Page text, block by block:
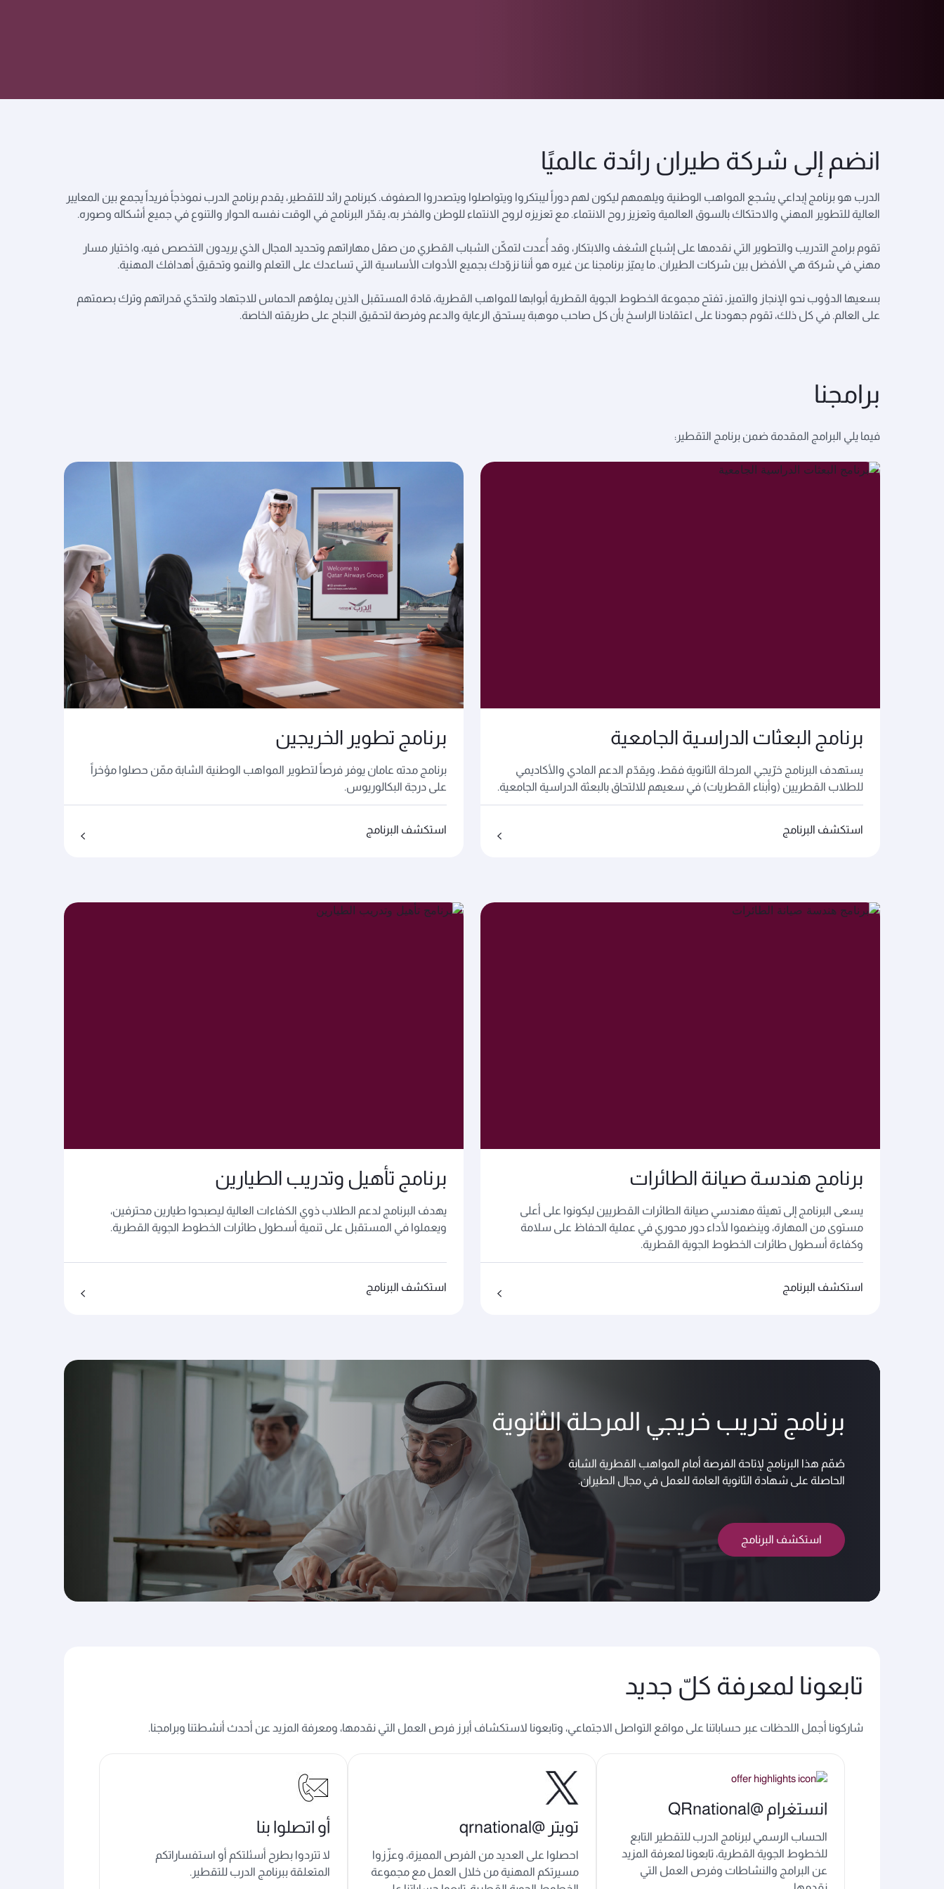
انضم إلى شركة طيران رائدة عالميًا
الدرب هو برنامج إبداعي يشجع المواهب الوطنية ويلهمهم ليكون لهم دوراً ليبتكروا ويتواصلوا ويتصدروا الصفوف. كبرنامج رائد للتقطير، يقدم برنامج الدرب نموذجاً فريداً يجمع بين المعايير
العالية للتطوير المهني والاحتكاك بالسوق العالمية وتعزيز روح الانتماء. مع تعزيزه لروح الانتماء للوطن والفخر به، يقدّر البرنامج في الوقت نفسه الحوار والتنوع في جميع أشكاله وصوره.
تقوم برامج التدريب والتطوير التي نقدمها على إشباع الشغف والابتكار، وقد أُعدت لتمكّن الشباب القطري من صقل مهاراتهم وتحديد المجال الذي يريدون التخصص فيه، واختيار مسار
مهني في شركة هي الأفضل بين شركات الطيران. ما يميّز برنامجنا عن غيره هو أننا نزوّدك بجميع الأدوات الأساسية التي تساعدك على التعلم والنمو وتحقيق أهدافك المهنية.
بسعيها الدؤوب نحو الإنجاز والتميز، تفتح مجموعة الخطوط الجوية القطرية أبوابها للمواهب القطرية، قادة المستقبل الذين يملؤهم الحماس للاجتهاد ولتحدّي قدراتهم وترك بصمتهم
على العالم. في كل ذلك، تقوم جهودنا على اعتقادنا الراسخ بأن كل صاحب موهبة يستحق الرعاية والدعم وفرصة لتحقيق النجاح على طريقته الخاصة.
برامجنا
فيما يلي البرامج المقدمة ضمن برنامج التقطير:
برنامج البعثات الدراسية الجامعية
يستهدف البرنامج خرّيجي المرحلة الثانوية فقط، ويقدّم الدعم المادي والأكاديمي
للطلاب القطريين (وأبناء القطريات) في سعيهم للالتحاق بالبعثة الدراسية الجامعية.
استكشف البرنامج
برنامج تطوير الخريجين
برنامج مدته عامان يوفر فرصاً لتطوير المواهب الوطنية الشابة ممّن حصلوا مؤخراً
على درجة البكالوريوس.
استكشف البرنامج
برنامج هندسة صيانة الطائرات
يسعى البرنامج إلى تهيئة مهندسي صيانة الطائرات القطريين ليكونوا على أعلى
مستوى من المهارة، وينضموا لأداء دور محوري في عملية الحفاظ على سلامة
وكفاءة أسطول طائرات الخطوط الجوية القطرية.
استكشف البرنامج
برنامج تأهيل وتدريب الطيارين
يهدف البرنامج لدعم الطلاب ذوي الكفاءات العالية ليصبحوا طيارين محترفين،
ويعملوا في المستقبل على تنمية أسطول طائرات الخطوط الجوية القطرية.
استكشف البرنامج
برنامج تدريب خريجي المرحلة الثانوية
صُمّم هذا البرنامج لإتاحة الفرصة أمام المواهب القطرية الشابة
الحاصلة على شهادة الثانوية العامة للعمل في مجال الطيران.
استكشف البرنامج
تابعونا لمعرفة كلّ جديد
شاركونا أجمل اللحظات عبر حساباتنا على مواقع التواصل الاجتماعي، وتابعونا لاستكشاف أبرز فرص العمل التي نقدمها، ومعرفة المزيد عن أحدث أنشطتنا وبرامجنا.
انستغرام @QRnational
الحساب الرسمي لبرنامج الدرب للتقطير التابع
للخطوط الجوية القطرية، تابعونا لمعرفة المزيد
عن البرامج والنشاطات وفرص العمل التي
تويتر @qrnational
احصلوا على العديد من الفرص المميزة، وعزّزوا
مسيرتكم المهنية من خلال العمل مع مجموعة
أو اتصلوا بنا
لا تتردوا بطرح أسئلتكم أو استفساراتكم
المتعلقة ببرنامج الدرب للتقطير.